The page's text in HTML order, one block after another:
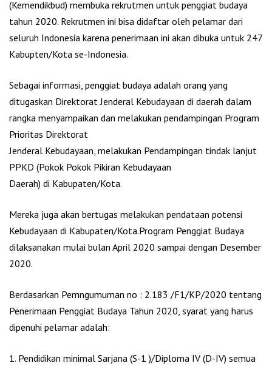
(Kemendikbud) membuka rekrutmen untuk penggiat budaya
tahun 2020. Rekrutmen ini bisa didaftar oleh pelamar dari
seluruh Indonesia karena penerimaan ini akan dibuka untuk 247
Kabupten/Kota se-Indonesia.
Sebagai informasi, penggiat budaya adalah orang yang
ditugaskan Direktorat Jenderal Kebudayaan di daerah dalam
rangka menyampaikan dan melakukan pendampingan Program
Prioritas Direktorat
Jenderal Kebudayaan, melakukan Pendampingan tindak lanjut
PPKD (Pokok Pokok Pikiran Kebudayaan
Daerah) di Kabupaten/Kota.
Mereka juga akan bertugas melakukan pendataan potensi
Kebudayaan di Kabupaten/Kota.Program Penggiat Budaya
dilaksanakan mulai bulan April 2020 sampai dengan Desember
2020.
Berdasarkan Pemngumuman no : 2.183 /F1/KP/2020 tentang
Penerimaan Penggiat Budaya Tahun 2020, syarat yang harus
dipenuhi pelamar adalah:
1. Pendidikan minimal Sarjana (S-1 )/Diploma IV (D-IV) semua